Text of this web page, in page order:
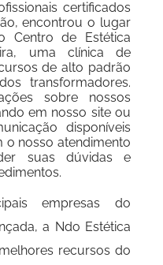
certificados
encontrou o lugar
Centro de Estética
uma clínica de
de alto padrão
transformadores.
sobre nossos
em nosso site ou
disponíveis
o nosso atendimento
suas dúvidas e
empresas do
a Ndo Estética
recursos do